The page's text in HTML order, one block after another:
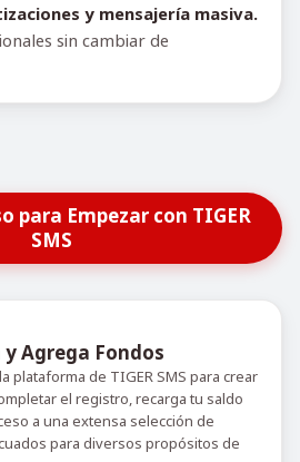
y mensajería masiva.
sin cambiar de
para Empezar con TIGER
SMS
Agrega Fondos
plataforma de TIGER SMS para crear
el registro, recarga tu saldo
a una extensa selección de
para diversos propósitos de